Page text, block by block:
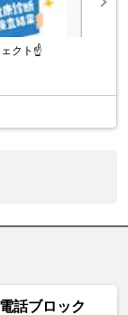
クト☝️
話ブロック